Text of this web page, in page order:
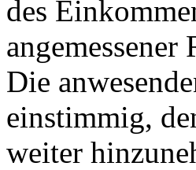
des
angemessener
Die
einstimmig,
weiter